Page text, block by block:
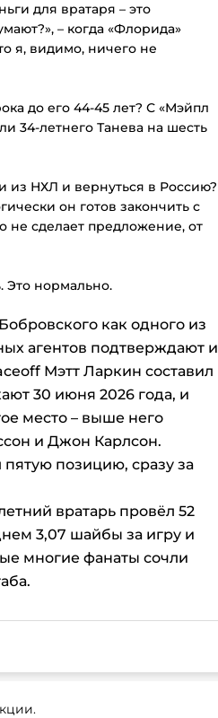
для вратаря – это
– когда «Флорида»
я, видимо, ничего не
до его 44-45 лет? С «Мэйпл
34-летнего Танева на шесть
из НХЛ и вернуться в Россию?
он готов закончить с
не сделает предложение, от
Это нормально.
как одного из
агентов подтверждают и
Мэтт Ларкин составил
30 июня 2026 года, и
место – выше него
и Джон Карлсон.
пятую позицию, сразу за
вратарь провёл 52
3,07 шайбы за игру и
многие фанаты сочли